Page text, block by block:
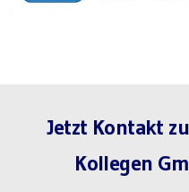
Jetzt Kontakt
Kollegen